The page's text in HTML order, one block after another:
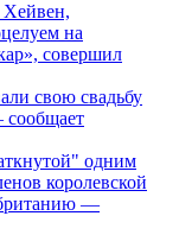
на
совершил
свою свадьбу
сообщает
одним
королевской
—